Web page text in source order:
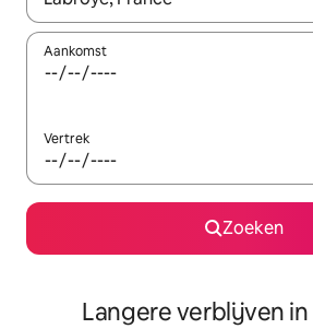
Aankomst
Vertrek
Zoeken
Langere verblijven